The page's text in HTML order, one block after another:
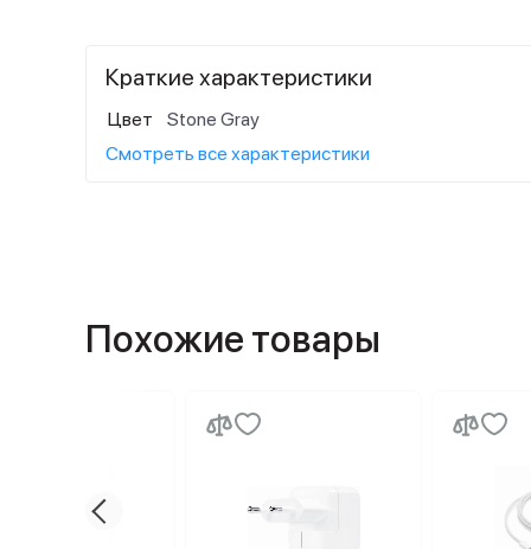
Краткие характеристики
Цвет
Stone Gray
Смотреть все характеристики
Похожие товары